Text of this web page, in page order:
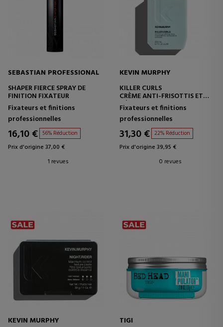
SEBASTIAN PROFESSIONAL
SHAPER FIERCE SPRAY DE
FINITION FIXATEUR
Fixateurs et finitions
professionnelles
16,10 € 56% Réduction
Prix d'origine 37,00 €
1 revues
KEVIN MURPHY
KILLER CURLS
CRÈME ANTI-FRISOTTIS ET
DÉFINITION DES BOUCLES
Fixateurs et finitions
professionnelles
31,30 € 22% Réduction
Prix d'origine 39,95 €
0 revues
KEVIN MURPHY
TIGI